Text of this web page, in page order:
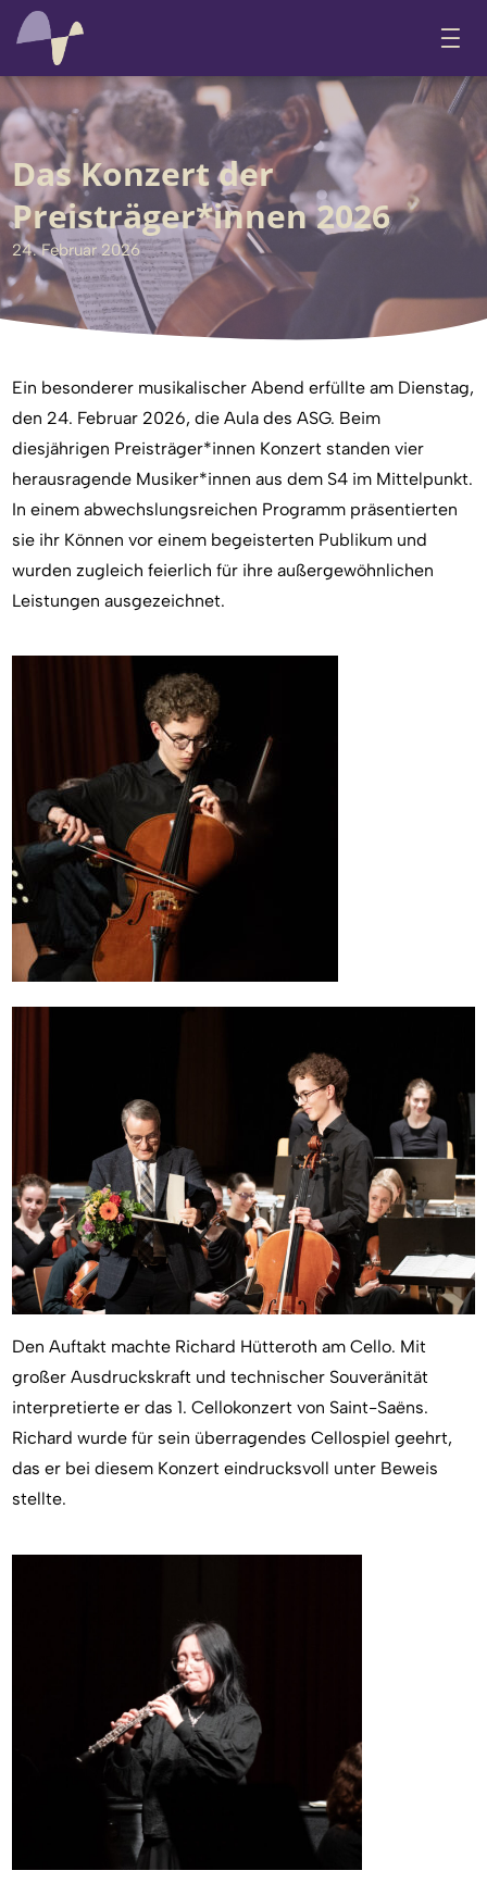
Das Konzert der
Preisträger*innen 2026
24. Februar 2026
Ein besonderer musikalischer Abend erfüllte am Dienstag,
den 24. Februar 2026, die Aula des ASG. Beim
diesjährigen Preisträger*innen Konzert standen vier
herausragende Musiker*innen aus dem S4 im Mittelpunkt.
In einem abwechslungsreichen Programm präsentierten
sie ihr Können vor einem begeisterten Publikum und
wurden zugleich feierlich für ihre außergewöhnlichen
Leistungen ausgezeichnet.
Den Auftakt machte Richard Hütteroth am Cello. Mit
großer Ausdruckskraft und technischer Souveränität
interpretierte er das 1. Cellokonzert von Saint-Saëns.
Richard wurde für sein überragendes Cellospiel geehrt,
das er bei diesem Konzert eindrucksvoll unter Beweis
stellte.